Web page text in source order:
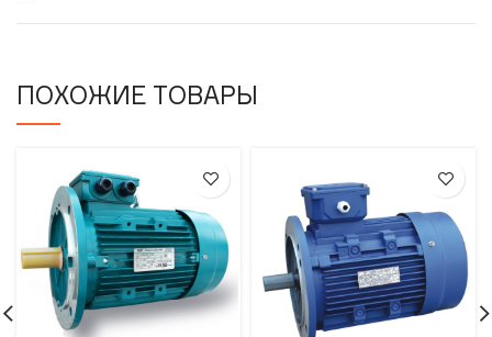
ПОХОЖИЕ ТОВАРЫ